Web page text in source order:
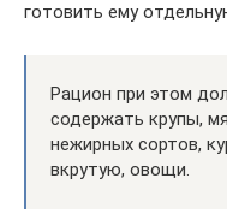
готовить ему
Рацион при этом
содержать крупы,
нежирных сортов,
вкрутую, овощи.